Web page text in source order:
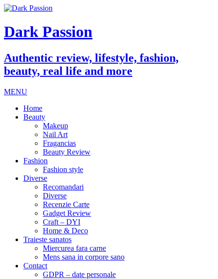
Dark Passion
Authentic review, lifestyle, fashion,
beauty, real life and more
MENU
Home
Beauty
Makeup
Nail Art
Fragancias
Beauty Review
Fashion
Fashion style
Diverse
Recomandari
Diverse
Recenzie Carte
Gadget Review
Craft – DYI
Home & Deco
Traieste sanatos
Miercurea fara carne
Mens sana in corpore sano
Contact
GDPR – date personale